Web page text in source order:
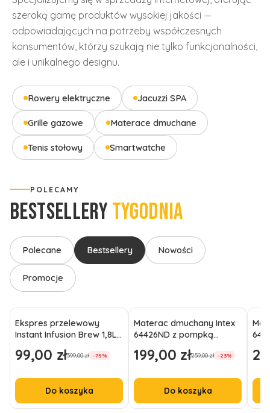
szeroką gamę produktów wysokiej jakości —
odpowiadających na potrzeby współczesnych
konsumentów, którzy szukają nie tylko funkcjonalności,
ale i unikalnego designu.
Rowery elektryczne Jacuzzi SPA
Grille gazowe Materace dmuchane
Tenis stołowy Smartwatche
POLECAMY
BESTSELLERYTYGODNIA
Polecane Bestsellery Nowości
Promocje
Ekspres przelewowy
Instant Infusion Brew 1,8L
Cena promocyjna
99,00 zł399,00 zł -75%
Do koszyka
Materac dmuchany Intex
64426ND z pompką
wysoki
Cena promocyjna
199,00 zł259,00 zł -23%
Do koszyka